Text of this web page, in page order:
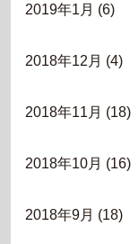
2019年1月 (6)
2018年12月 (4)
2018年11月 (18)
2018年10月 (16)
2018年9月 (18)